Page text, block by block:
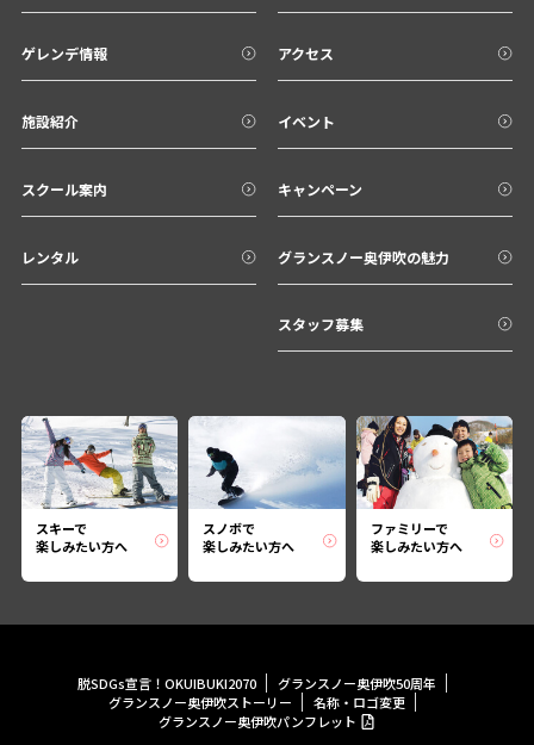
ゲレンデ情報
施設紹介
スクール案内
レンタル
アクセス
イベント
キャンペーン
グランスノー奥伊吹の魅力
スタッフ募集
スキーで
楽しみたい方へ
スノボで
楽しみたい方へ
ファミリーで
楽しみたい方へ
脱SDGs宣言！OKUIBUKI2070
グランスノー奥伊吹50周年
グランスノー奥伊吹ストーリー
名称・ロゴ変更
グランスノー奥伊吹パンフレット